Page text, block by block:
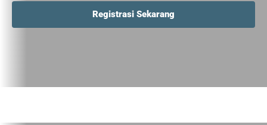
Registrasi Sekarang